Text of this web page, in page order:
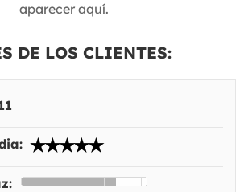
aparecer aquí.
DE LOS CLIENTES: